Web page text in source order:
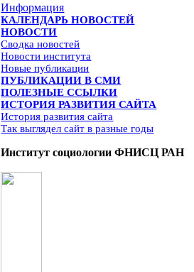
Информация
КАЛЕНДАРЬ НОВОСТЕЙ
НОВОСТИ
Сводка новостей
Новости института
Новые публикации
ПУБЛИКАЦИИ В СМИ
ПОЛЕЗНЫЕ ССЫЛКИ
ИСТОРИЯ РАЗВИТИЯ САЙТА
История развития сайта
Так выглядел сайт в разные годы
Институт социологии ФНИСЦ РАН